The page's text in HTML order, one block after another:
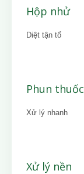
Hộp nhử
Diệt tận tổ
Phun thuốc
Xử lý nhanh
Xử lý nền